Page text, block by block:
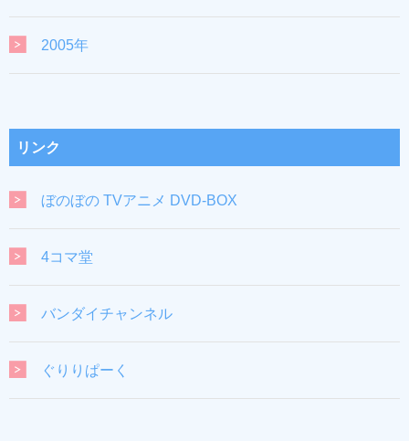
2005年
リンク
ぼのぼの TVアニメ DVD-BOX
4コマ堂
バンダイチャンネル
ぐりりぱーく